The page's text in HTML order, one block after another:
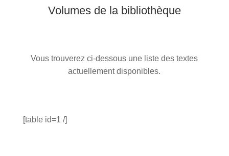
Volumes de la bibliothèque
Vous trouverez ci-dessous une liste des textes
actuellement disponibles.
[table id=1 /]